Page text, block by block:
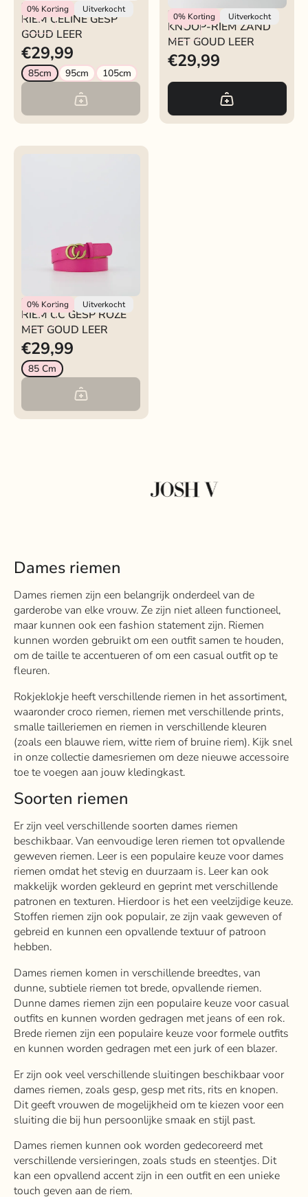
RIEM CELINE GESP
GOUD LEER
0% Korting Uitverkocht
Rokjeklokje
RIEM CELINE GESP
GOUD LEER
€29,99
85cm 95cm 105cm
0%Korting Uitverkocht
Rokjeklokje
KNOOP-RIEM ZAND
MET GOUD LEER
€29,99
0% Korting Uitverkocht
Rokjeklokje
RIEM CC GESP ROZE
MET GOUD LEER
€29,99
85 Cm
Dames riemen
Dames riemen zijn een belangrijk onderdeel van de
garderobe van elke vrouw. Ze zijn niet alleen functioneel,
maar kunnen ook een fashion statement zijn. Riemen
kunnen worden gebruikt om een outfit samen te houden,
om de taille te accentueren of om een casual outfit op te
fleuren.
Rokjeklokje heeft verschillende riemen in het assortiment,
waaronder croco riemen, riemen met verschillende prints,
smalle tailleriemen en riemen in verschillende kleuren
(zoals een blauwe riem, witte riem of bruine riem). Kijk snel
in onze collectie damesriemen om deze nieuwe accessoire
toe te voegen aan jouw kledingkast.
Soorten riemen
Er zijn veel verschillende soorten dames riemen
beschikbaar. Van eenvoudige leren riemen tot opvallende
geweven riemen. Leer is een populaire keuze voor dames
riemen omdat het stevig en duurzaam is. Leer kan ook
makkelijk worden gekleurd en geprint met verschillende
patronen en texturen. Hierdoor is het een veelzijdige keuze.
Stoffen riemen zijn ook populair, ze zijn vaak geweven of
gebreid en kunnen een opvallende textuur of patroon
hebben.
Dames riemen komen in verschillende breedtes, van
dunne, subtiele riemen tot brede, opvallende riemen.
Dunne dames riemen zijn een populaire keuze voor casual
outfits en kunnen worden gedragen met jeans of een rok.
Brede riemen zijn een populaire keuze voor formele outfits
en kunnen worden gedragen met een jurk of een blazer.
Er zijn ook veel verschillende sluitingen beschikbaar voor
dames riemen, zoals gesp, gesp met rits, rits en knopen.
Dit geeft vrouwen de mogelijkheid om te kiezen voor een
sluiting die bij hun persoonlijke smaak en stijl past.
Dames riemen kunnen ook worden gedecoreerd met
verschillende versieringen, zoals studs en steentjes. Dit
kan een opvallend accent zijn in een outfit en een unieke
touch geven aan de riem.